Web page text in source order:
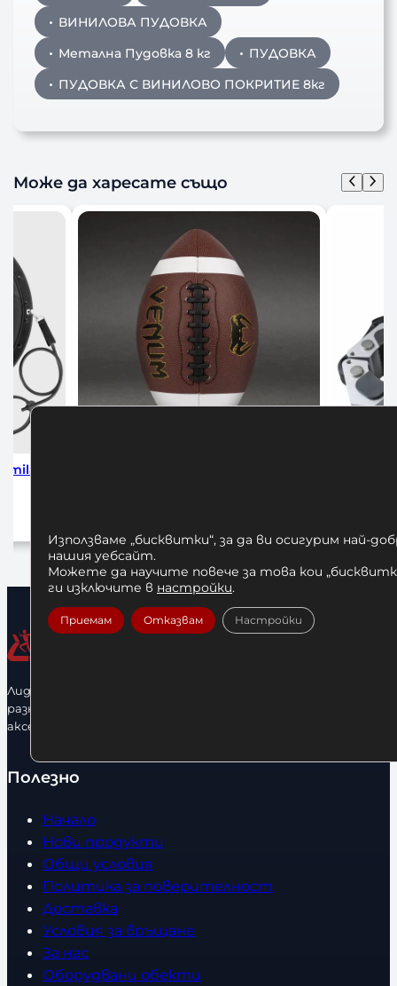
ВИНИЛОВА ПУДОВКА
Метална Пудовка 8 кг
ПУДОВКА
ПУДОВКА С ВИНИЛОВО ПОКРИТИЕ 8кг
Може да харесате също
Добавяне в количката
Лидерфитнес е водещ вносител и представител на голямо
разнообразие от бойна екипировка, фитнес уреди и
аксесоари.
Полезно
Начало
Нови продукти
Общи условия
Политика за поверителност
Доставка
Условия за връщане
За нас
Оборудвани обекти
Използваме „бисквитки“, за да ви осигурим най-
нашия уебсайт.
Можете да научите повече за това кои
ги изключите в настройки.
Приемам Отказвам Настройки